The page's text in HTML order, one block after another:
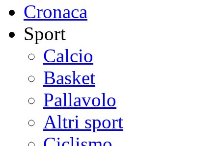
Cronaca
Sport
Calcio
Basket
Pallavolo
Altri sport